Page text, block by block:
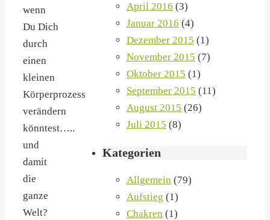
wenn
Du Dich
durch
einen
kleinen
Körperprozess
verändern
könntest…..
und
damit
die
ganze
Welt?
April 2016 (3)
Januar 2016 (4)
Dezember 2015 (1)
November 2015 (7)
Oktober 2015 (1)
September 2015 (11)
August 2015 (26)
Juli 2015 (8)
Kategorien
Allgemein (79)
Aufstieg (1)
Chakren (1)